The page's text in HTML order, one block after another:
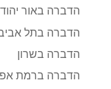
הדברה באור
הדברה בתל
הדברה בשרון
הדברה ברמת